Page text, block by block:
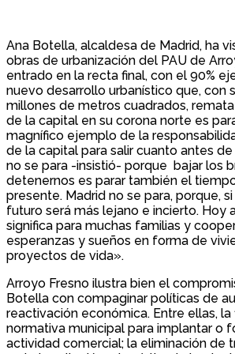
Ana Botella, alcaldesa de Madrid, ha
obras de urbanización del PAU de
entrado en la recta final, con el 90%
nuevo desarrollo urbanístico que, con
millones de metros cuadrados,
de la capital en su corona norte es
magnífico ejemplo de la
de la capital para salir cuanto antes de
no se para -insistió- porque bajar los
detenernos es parar también el
presente. Madrid no se para, porque,
futuro será más lejano e incierto. Hoy
significa para muchas familias y
esperanzas y sueños en forma de
proyectos de vida».
Arroyo Fresno ilustra bien el
Botella con compaginar políticas de
reactivación económica. Entre ellas,
normativa municipal para implantar o
actividad comercial; la eliminación de